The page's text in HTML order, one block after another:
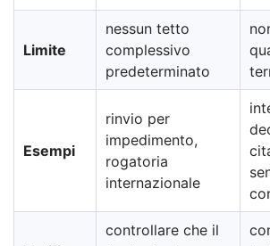
Limite
nessun tetto
complessivo
predeterminato
Esempi
rinvio per
impedimento,
rogatoria
internazionale
controllare che il